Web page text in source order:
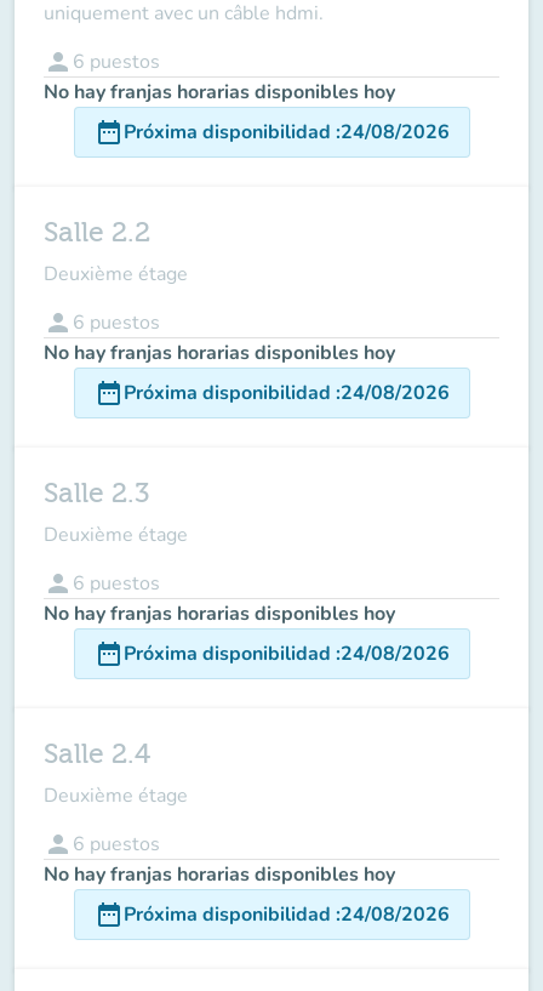
uniquement avec un câble hdmi.
person 6 puestos
No hay franjas horarias disponibles hoy
date_rangePróxima disponibilidad :24/08/2026
Salle 2.2
Deuxième étage
person 6 puestos
No hay franjas horarias disponibles hoy
date_rangePróxima disponibilidad :24/08/2026
Salle 2.3
Deuxième étage
person 6 puestos
No hay franjas horarias disponibles hoy
date_rangePróxima disponibilidad :24/08/2026
Salle 2.4
Deuxième étage
person 6 puestos
No hay franjas horarias disponibles hoy
date_rangePróxima disponibilidad :24/08/2026